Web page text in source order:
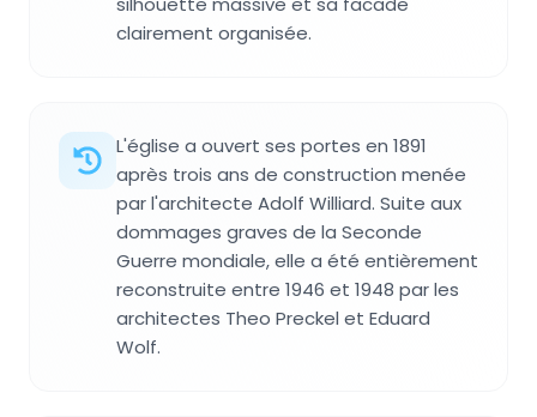
clairement organisée.
L'église a ouvert ses portes en 1891
après trois ans de construction menée
par l'architecte Adolf Williard. Suite aux
dommages graves de la Seconde
Guerre mondiale, elle a été entièrement
reconstruite entre 1946 et 1948 par les
architectes Theo Preckel et Eduard
Wolf.